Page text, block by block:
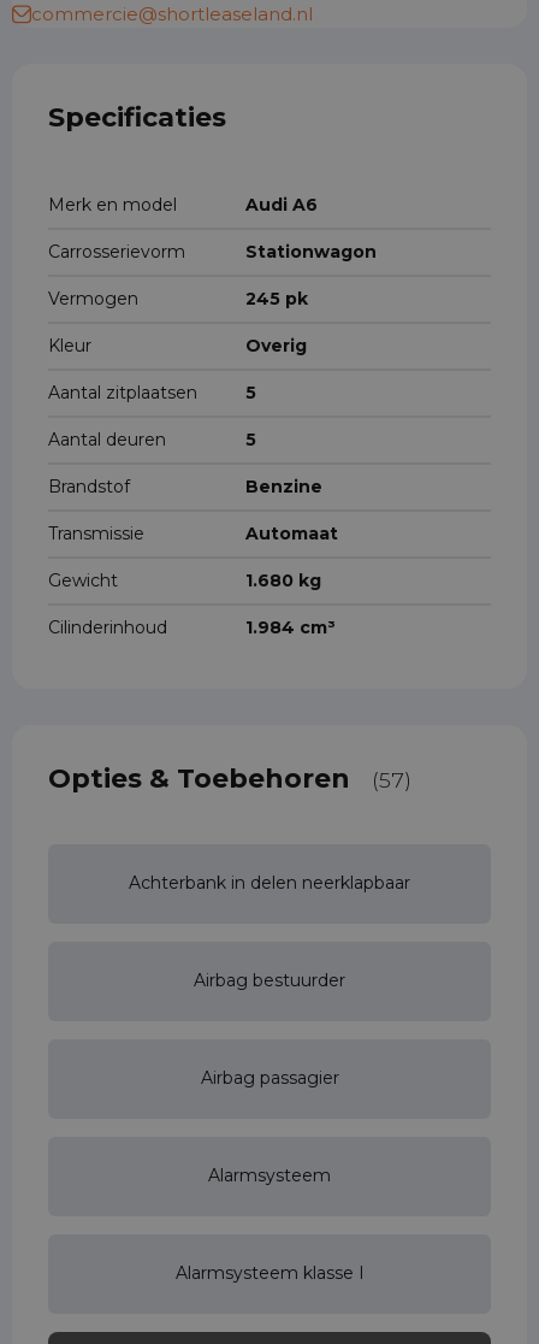
commercie@shortleaseland.nl
Specificaties
Merk en model Audi A6
Carrosserievorm Stationwagon
Vermogen 245 pk
Kleur Overig
Aantal zitplaatsen 5
Aantal deuren 5
Brandstof Benzine
Transmissie Automaat
Gewicht 1.680 kg
Cilinderinhoud 1.984 cm³
Opties & Toebehoren (57)
Achterbank in delen neerklapbaar
Airbag bestuurder
Airbag passagier
Alarmsysteem
Alarmsysteem klasse I